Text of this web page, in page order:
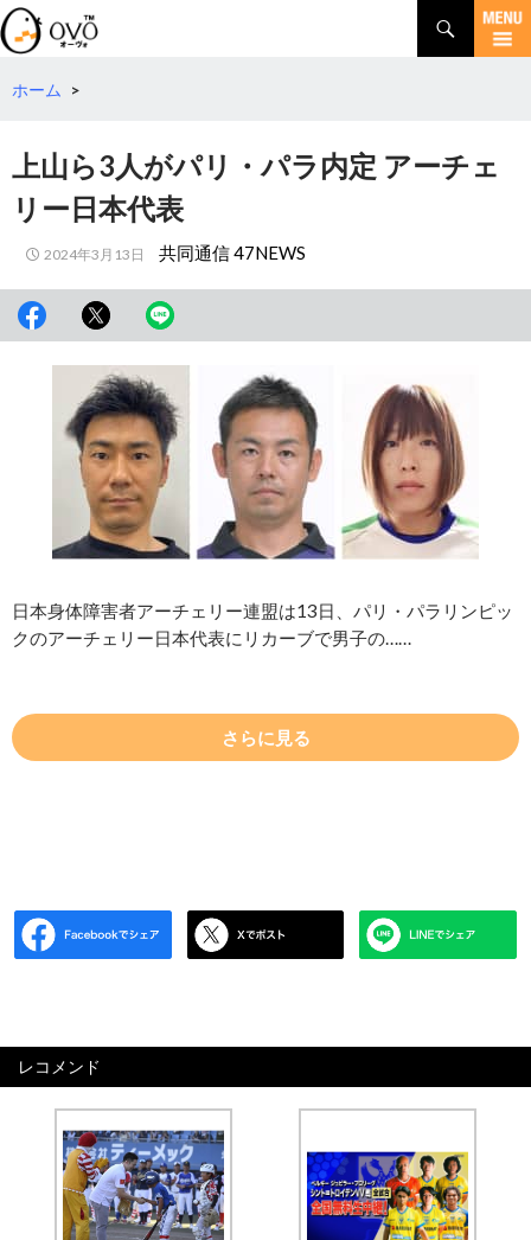
検
索
コ
テホーム >
上山ら3人がパリ・パラ内定 アーチェ
リー日本代表
2024年3月13日 共同通信 47NEWS
日本身体障害者アーチェリー連盟は13日、パリ・パラリンピッ
クのアーチェリー日本代表にリカーブで男子の……
さらに見る
レコメンド